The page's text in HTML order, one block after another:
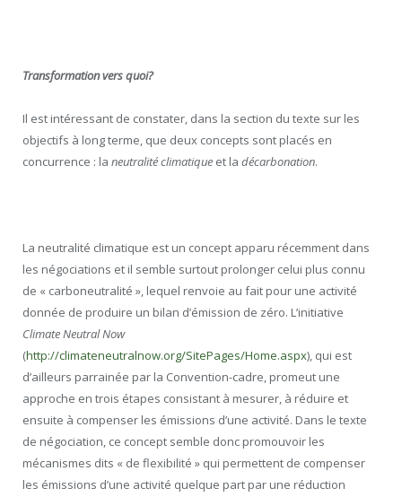
Transformation vers quoi?
Il est intéressant de constater, dans la section du texte sur les
objectifs à long terme, que deux concepts sont placés en
concurrence : la neutralité climatique et la décarbonation.
La neutralité climatique est un concept apparu récemment dans
les négociations et il semble surtout prolonger celui plus connu
de « carboneutralité », lequel renvoie au fait pour une activité
donnée de produire un bilan d’émission de zéro. L’initiative
Climate Neutral Now
(http://climateneutralnow.org/SitePages/Home.aspx), qui est
d’ailleurs parrainée par la Convention-cadre, promeut une
approche en trois étapes consistant à mesurer, à réduire et
ensuite à compenser les émissions d’une activité. Dans le texte
de négociation, ce concept semble donc promouvoir les
mécanismes dits « de flexibilité » qui permettent de compenser
les émissions d’une activité quelque part par une réduction